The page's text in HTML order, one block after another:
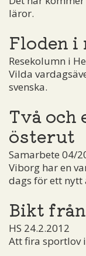
läror.
Floden i
Resekolumn i
Vilda
svenska.
Två och
österut
Samarbete 04/
Viborg har en
dags för ett nytt
Bikt
HS 24.2.2012
Att fira sportlov